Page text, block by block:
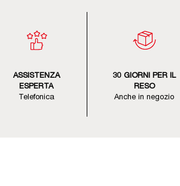
ASSISTENZA
ESPERTA
Telefonica
30 GIORNI PER IL
RESO
Anche in negozio